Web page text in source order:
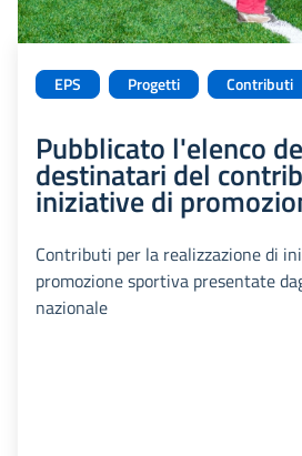
EPS Progetti Contributi
Pubblicato l'elenco
destinatari del
iniziative di
Contributi per la realizzazione di
promozione sportiva presentate
nazionale